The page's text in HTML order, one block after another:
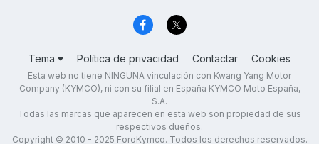
Tema Política de privacidad Contactar Cookies
Esta web no tiene NINGUNA vinculación con Kwang Yang Motor
Company (KYMCO), ni con su filial en España KYMCO Moto España,
S.A.
Todas las marcas que aparecen en esta web son propiedad de sus
respectivos dueños.
Copyright © 2010 - 2025 ForoKymco. Todos los derechos reservados.